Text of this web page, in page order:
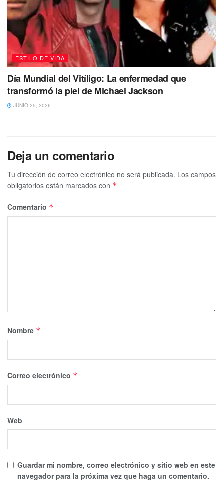
ESTILO DE VIDA
Día Mundial del Vitíligo: La enfermedad que
transformó la piel de Michael Jackson
JUNIO 25, 2026
Deja un comentario
Tu dirección de correo electrónico no será publicada. Los campos
obligatorios están marcados con *
Comentario *
Nombre *
Correo electrónico *
Web
Guardar mi nombre, correo electrónico y sitio web en este
navegador para la próxima vez que haga un comentario.